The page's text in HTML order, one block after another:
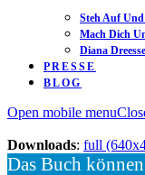
Steh Auf
Mach Dich
Diana
PRESSE
BLOG
Open mobile menu
Downloads: full
Das Buch